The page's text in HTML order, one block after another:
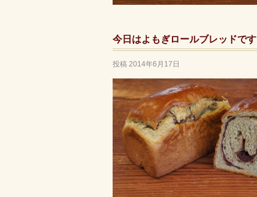
今日はよもぎロールブレッドです
投稿 2014年6月17日